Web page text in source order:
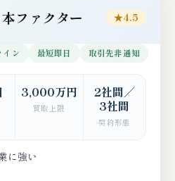
ファクター ★4.5
イン 最短即日 取引先非通知
3,000万円
買取上限
2社間／
3社間
契約形態
に強い